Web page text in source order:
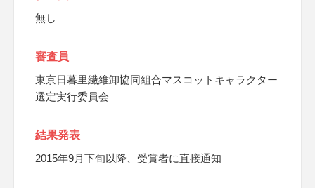
無し
審査員
東京日暮里繊維卸協同組合マスコットキャラクター
選定実行委員会
結果発表
2015年9月下旬以降、受賞者に直接通知